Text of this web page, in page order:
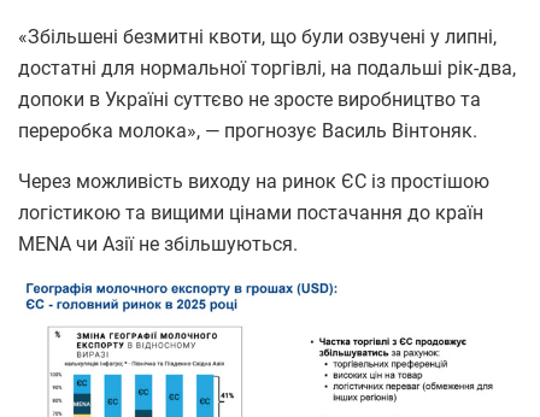
«Збільшені безмитні квоти, що були озвучені у липні,
достатні для нормальної торгівлі, на подальші рік-два,
допоки в Україні суттєво не зросте виробництво та
переробка молока», — прогнозує Василь Вінтоняк.
Через можливість виходу на ринок ЄС із простішою
логістикою та вищими цінами постачання до країн
MENA чи Азії не збільшуються.